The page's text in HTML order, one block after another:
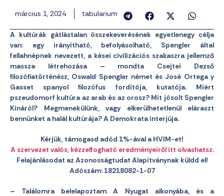
március 1, 2024 tabularium
A kultúrák gátlástalan összekeverésének egyetlenegy célja
van: egy irányítható, befolyásolható, Spengler által
fellahnépnek nevezett, a kései civilizációs szakaszra jellemző
massza létrehozása – mondta Csejtei Dezső
filozófiatörténész, Oswald Spengler német és José Ortega y
Gasset spanyol filozófus fordítója, kutatója. Miért
pszeudomorf kultúra az arab és az orosz? Mit jósolt Spengler
Kínáról? Megmenekülünk, vagy elkerülhetetlenül eláraszt
bennünket a halál kultúrája? A Demokrata interjúja.
Kérjük, támogasd adód 1%-ával a HVIM-et!
A szervezet valós, kézzelfogható eredményeiről itt olvashatsz.
Felajánlásodat az Azonosságtudat Alapítványnak küldd el!
Adószám: 18218082-1-07
– Találomra belelapoztam A Nyugat alkonyába, és a